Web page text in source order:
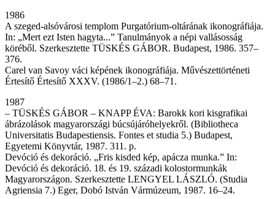
1986
A szeged-alsóvárosi templom Purgatórium-oltárának ikonográfiája.
In: „Mert ezt Isten hagyta...” Tanulmányok a népi vallásosság
köréből. Szerkesztette TÜSKÉS GÁBOR. Budapest, 1986. 357–
376.
Carel van Savoy váci képének ikonográfiája. Művészettörténeti
Értesítő Értesítő XXXV. (1986/1–2.) 68–71.
1987
– TÜSKÉS GÁBOR – KNAPP ÉVA: Barokk kori kisgrafikai
ábrázolások magyarországi búcsújáróhelyekről. (Bibliotheca
Universitatis Budapestiensis. Fontes et studia 5.) Budapest,
Egyetemi Könyvtár, 1987. 311. p.
Devóció és dekoráció. „Fris kisded kép, apácza munka.” In:
Devóció és dekoráció. 18. és 19. századi kolostormunkák
Magyarországon. Szerkesztette LENGYEL LÁSZLÓ. (Studia
Agriensia 7.) Eger, Dobó István Vármúzeum, 1987. 16–24.